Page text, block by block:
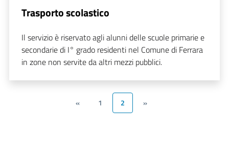
Trasporto scolastico
Il servizio è riservato agli alunni delle scuole primarie e
secondarie di I° grado residenti nel Comune di Ferrara
in zone non servite da altri mezzi pubblici.
« 1 2 »